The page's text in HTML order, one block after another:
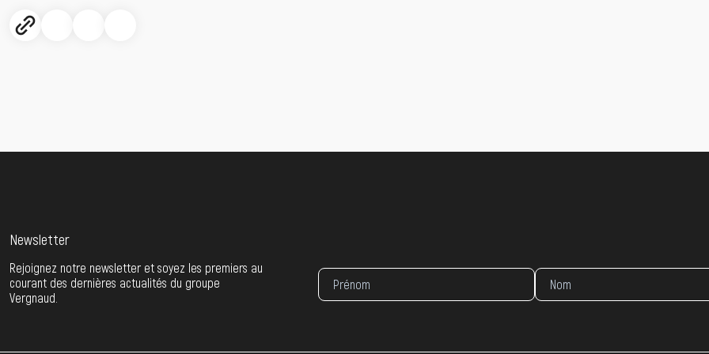
Newsletter
Rejoignez notre newsletter et soyez les premiers au
courant des dernières actualités du groupe
Vergnaud.